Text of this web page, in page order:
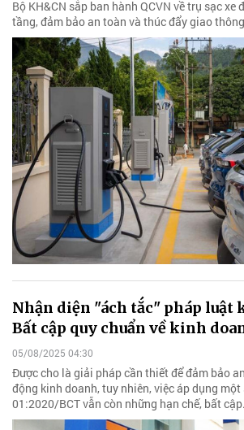
Bộ KH&CN sắp ban hành QCVN về trụ sạc xe
tầng, đảm bảo an toàn và thúc đẩy giao
Nhận diện "ách tắc" pháp luật
Bất cập quy chuẩn về kinh
05/08/2025 04:30
Được cho là giải pháp cần thiết để đảm bảo
động kinh doanh, tuy nhiên, việc áp dụng một
01:2020/BCT vẫn còn những hạn chế, bất cập.